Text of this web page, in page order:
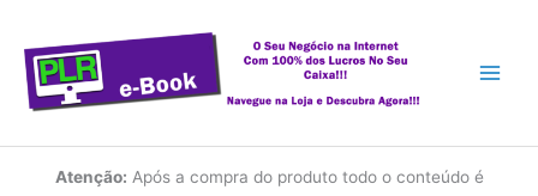
conteúdo
Atenção: Após a compra do produto todo o conteúdo é